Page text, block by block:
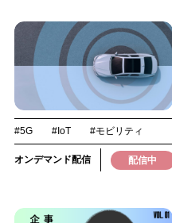
#5G #IoT #モビリティ
オンデマンド配信 配信中